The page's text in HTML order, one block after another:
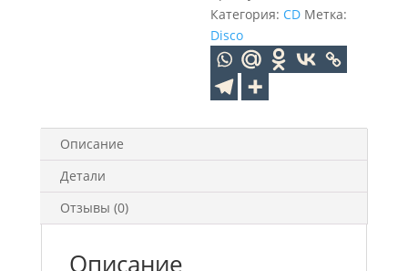
Категория: CD Метка:
Disco
Описание
Детали
Отзывы (0)
Описание